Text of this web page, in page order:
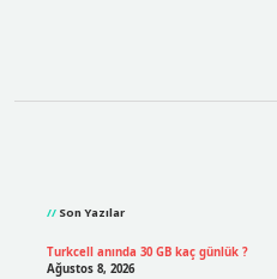
Son Yazılar
Turkcell anında 30 GB kaç günlük ?
Ağustos 8, 2026